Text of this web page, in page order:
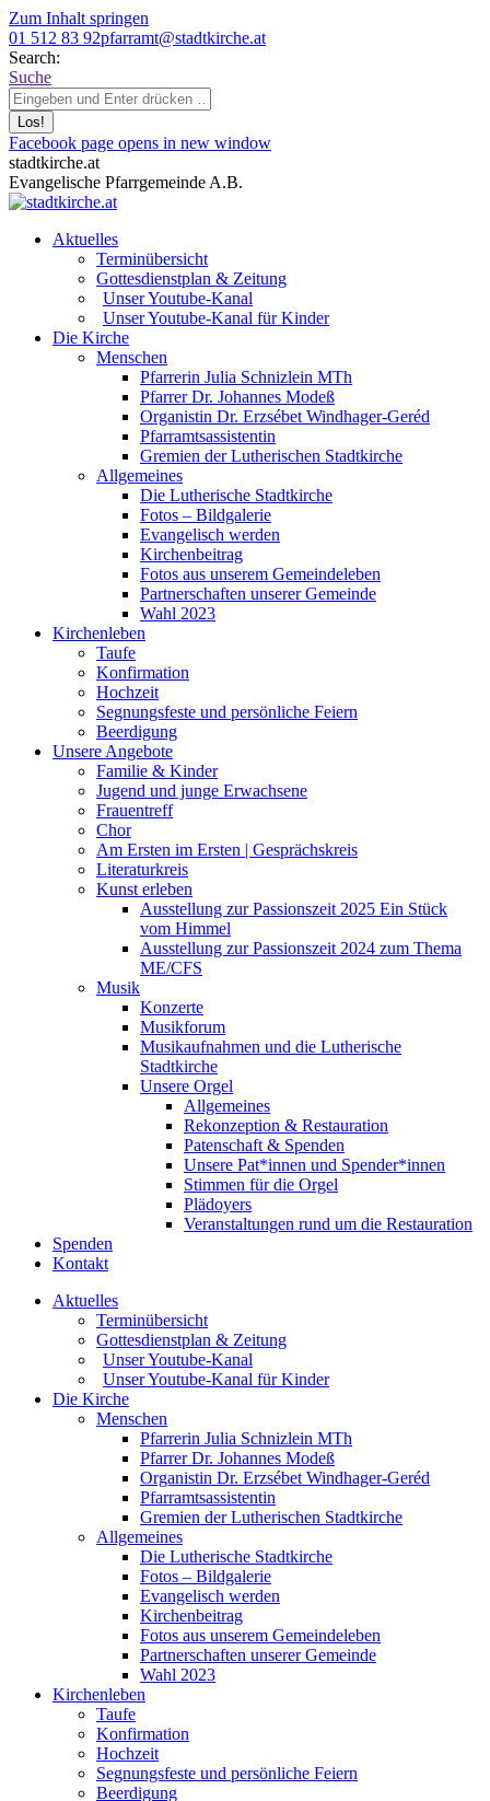
Zum Inhalt springen
01 512 83 92pfarramt@stadtkirche.at
Search:
Suche
Facebook page opens in new window
stadtkirche.at
Evangelische Pfarrgemeinde A.B.
Aktuelles
Terminübersicht
Gottesdienstplan & Zeitung
Unser Youtube-Kanal
Unser Youtube-Kanal für Kinder
Die Kirche
Menschen
Pfarrerin Julia Schnizlein MTh
Pfarrer Dr. Johannes Modeß
Organistin Dr. Erzsébet Windhager-Geréd
Pfarramtsassistentin
Gremien der Lutherischen Stadtkirche
Allgemeines
Die Lutherische Stadtkirche
Fotos – Bildgalerie
Evangelisch werden
Kirchenbeitrag
Fotos aus unserem Gemeindeleben
Partnerschaften unserer Gemeinde
Wahl 2023
Kirchenleben
Taufe
Konfirmation
Hochzeit
Segnungsfeste und persönliche Feiern
Beerdigung
Unsere Angebote
Familie & Kinder
Jugend und junge Erwachsene
Frauentreff
Chor
Am Ersten im Ersten | Gesprächskreis
Literaturkreis
Kunst erleben
Ausstellung zur Passionszeit 2025 Ein Stück
vom Himmel
Ausstellung zur Passionszeit 2024 zum Thema
ME/CFS
Musik
Konzerte
Musikforum
Musikaufnahmen und die Lutherische
Stadtkirche
Unsere Orgel
Allgemeines
Rekonzeption & Restauration
Patenschaft & Spenden
Unsere Pat*innen und Spender*innen
Stimmen für die Orgel
Plädoyers
Veranstaltungen rund um die Restauration
Spenden
Kontakt
Aktuelles
Terminübersicht
Gottesdienstplan & Zeitung
Unser Youtube-Kanal
Unser Youtube-Kanal für Kinder
Die Kirche
Menschen
Pfarrerin Julia Schnizlein MTh
Pfarrer Dr. Johannes Modeß
Organistin Dr. Erzsébet Windhager-Geréd
Pfarramtsassistentin
Gremien der Lutherischen Stadtkirche
Allgemeines
Die Lutherische Stadtkirche
Fotos – Bildgalerie
Evangelisch werden
Kirchenbeitrag
Fotos aus unserem Gemeindeleben
Partnerschaften unserer Gemeinde
Wahl 2023
Kirchenleben
Taufe
Konfirmation
Hochzeit
Segnungsfeste und persönliche Feiern
Beerdigung